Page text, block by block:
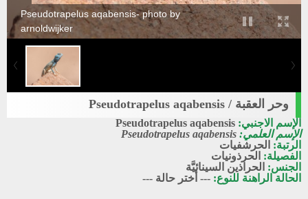
Pseudotrapelus aqabensis- photo by
arnoldwijker
وحر العقبة / Pseudotrapelus aqabensis
الإسم الاجنبي: Pseudotrapelus aqabensis
الإسم العلمي: Pseudotrapelus aqabensis
الرتبة: الحرشفيات
الفصيلة: الحرذونيات
الجنس: الحراذين السينائيَّة
الحالة الراهنة للنوع: --- أختر حالة ---